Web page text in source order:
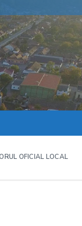
OFICIAL LOCAL